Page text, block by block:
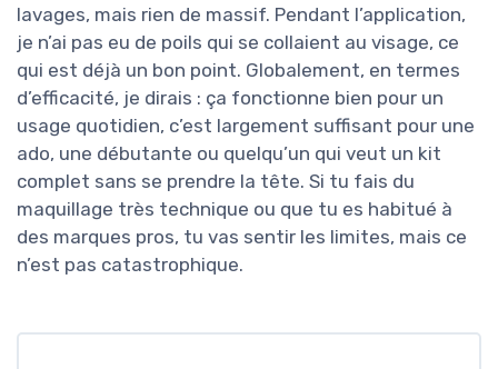
lavages, mais rien de massif. Pendant l’application,
je n’ai pas eu de poils qui se collaient au visage, ce
qui est déjà un bon point. Globalement, en termes
d’efficacité, je dirais : ça fonctionne bien pour un
usage quotidien, c’est largement suffisant pour une
ado, une débutante ou quelqu’un qui veut un kit
complet sans se prendre la tête. Si tu fais du
maquillage très technique ou que tu es habitué à
des marques pros, tu vas sentir les limites, mais ce
n’est pas catastrophique.